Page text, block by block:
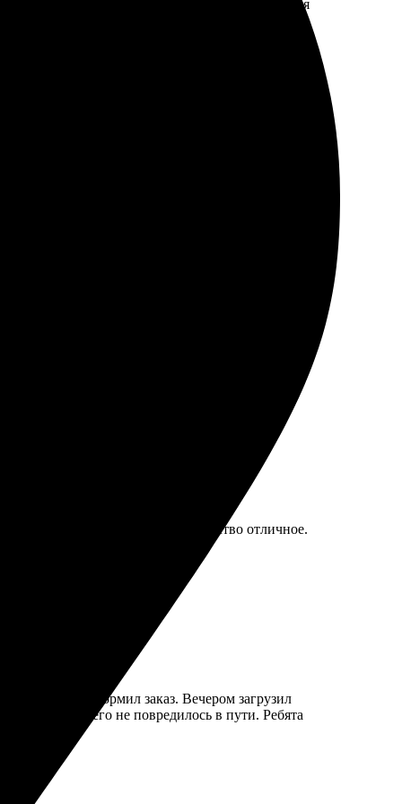
качество совершенно отличное! Потрясающая
рекомендую.
Молодцы, результат превзошёл
готовые работы. Цены приятные, особенно с
на запрос и предложила лучшие
буду заказывать ещё!
превзошёл ожидания, качество отличное.
что-то особенное.
нашел и оформил заказ. Вечером загрузил
ничего не повредилось в пути. Ребята